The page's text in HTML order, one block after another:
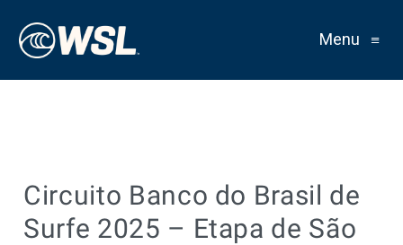
Menu ≡
Circuito Banco do Brasil de
Surfe 2025 – Etapa de São